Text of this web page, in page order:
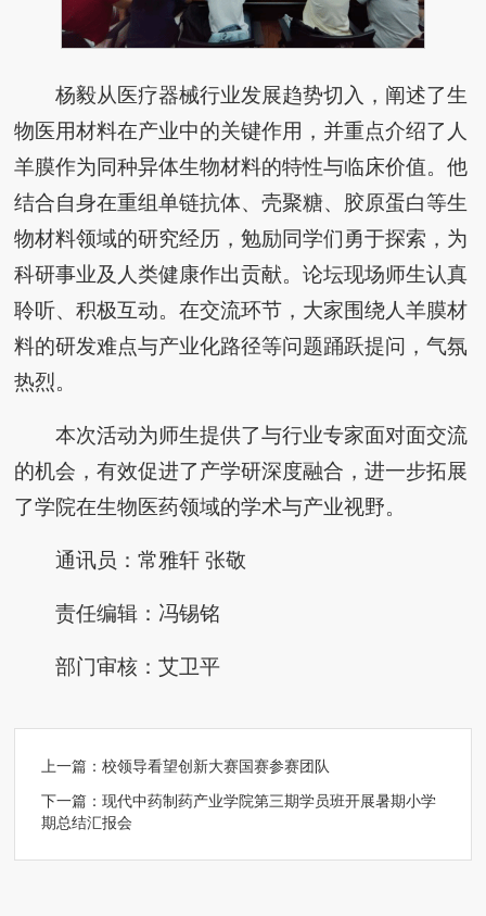
杨毅从医疗器械行业发展趋势切入，阐述了生
物医用材料在产业中的关键作用，并重点介绍了人
羊膜作为同种异体生物材料的特性与临床价值。他
结合自身在重组单链抗体、壳聚糖、胶原蛋白等生
物材料领域的研究经历，勉励同学们勇于探索，为
科研事业及人类健康作出贡献。论坛现场师生认真
聆听、积极互动。在交流环节，大家围绕人羊膜材
料的研发难点与产业化路径等问题踊跃提问，气氛
热烈。
本次活动为师生提供了与行业专家面对面交流
的机会，有效促进了产学研深度融合，进一步拓展
了学院在生物医药领域的学术与产业视野。
通讯员：常雅轩 张敬
责任编辑：冯锡铭
部门审核：艾卫平
上一篇：校领导看望创新大赛国赛参赛团队
下一篇：现代中药制药产业学院第三期学员班开展暑期小学
期总结汇报会